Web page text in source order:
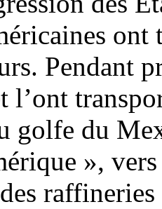
ont
Pendant
l’ont
golfe du
»,